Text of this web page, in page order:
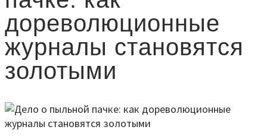
дореволюционные
журналы становятся
золотыми